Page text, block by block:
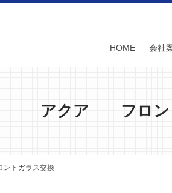
HOME 会社
アクア フロン
トガラス交換